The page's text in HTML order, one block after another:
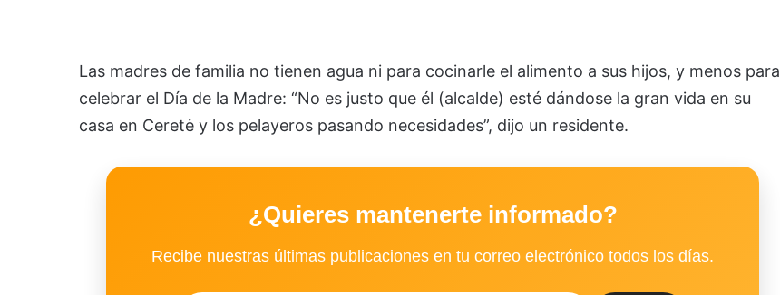
Las madres de familia no tienen agua ni para cocinarle el alimento a sus hijos, y menos para
celebrar el Día de la Madre: “No es justo que él (alcalde) esté dándose la gran vida en su
casa en Ceretė y los pelayeros pasando necesidades”, dijo un residente.
¿Quieres mantenerte informado?
Recibe nuestras últimas publicaciones en tu correo electrónico todos los días.